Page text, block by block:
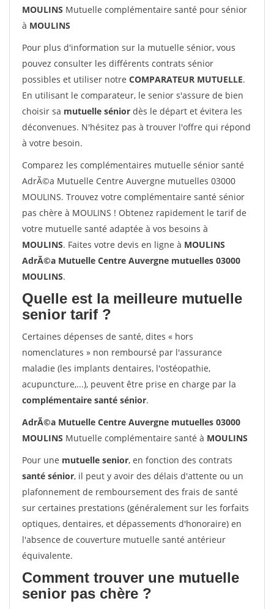
MOULINS Mutuelle complémentaire santé pour sénior
à MOULINS
Pour plus d'information sur la mutuelle sénior, vous
pouvez consulter les différents contrats sénior
possibles et utiliser notre COMPARATEUR MUTUELLE.
En utilisant le comparateur, le senior s'assure de bien
choisir sa mutuelle sénior dès le départ et évitera les
déconvenues. N'hésitez pas à trouver l'offre qui répond
à votre besoin.
Comparez les complémentaires mutuelle sénior santé
AdrÃ©a Mutuelle Centre Auvergne mutuelles 03000
MOULINS. Trouvez votre complémentaire santé sénior
pas chère à MOULINS ! Obtenez rapidement le tarif de
votre mutuelle santé adaptée à vos besoins à
MOULINS. Faites votre devis en ligne à MOULINS
AdrÃ©a Mutuelle Centre Auvergne mutuelles 03000
MOULINS.
Quelle est la meilleure mutuelle
senior tarif ?
Certaines dépenses de santé, dites « hors
nomenclatures » non remboursé par l'assurance
maladie (les implants dentaires, l'ostéopathie,
acupuncture,...), peuvent être prise en charge par la
complémentaire santé sénior.
AdrÃ©a Mutuelle Centre Auvergne mutuelles 03000
MOULINS Mutuelle complémentaire santé à MOULINS
Pour une mutuelle senior, en fonction des contrats
santé sénior, il peut y avoir des délais d'attente ou un
plafonnement de remboursement des frais de santé
sur certaines prestations (généralement sur les forfaits
optiques, dentaires, et dépassements d'honoraire) en
l'absence de couverture mutuelle santé antérieur
équivalente.
Comment trouver une mutuelle
senior pas chère ?